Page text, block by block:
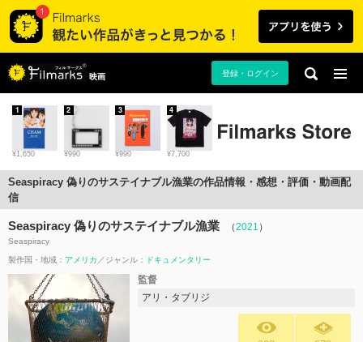
映画 登録・ログイン
¥1,650
1
¥990
2
¥990
3
¥7,700
4
Seaspiracy 偽りのサステイナブル漁業の作品情報・感想・評価・動画配
信
Seaspiracy 偽りのサステイナブル漁業 （2021 ）
Seaspiracy
製作国・地域： アメリカ ジャンル： ドキュメンタリー
監督
アリ・タブリジ